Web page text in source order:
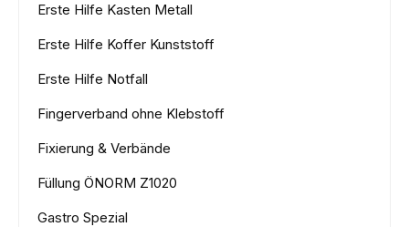
Erste Hilfe Kasten Metall
Erste Hilfe Koffer Kunststoff
Erste Hilfe Notfall
Fingerverband ohne Klebstoff
Fixierung & Verbände
Füllung ÖNORM Z1020
Gastro Spezial